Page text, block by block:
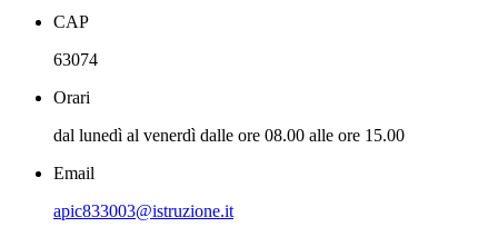
CAP
63074
Orari
dal lunedì al venerdì dalle ore 08.00 alle ore 15.00
Email
apic833003@istruzione.it